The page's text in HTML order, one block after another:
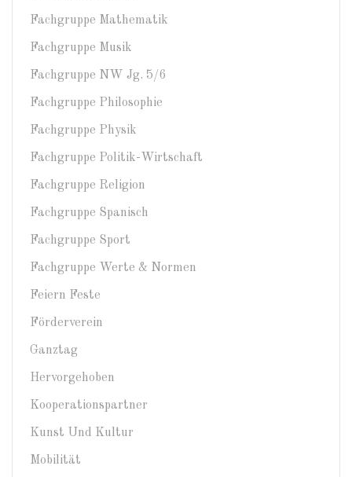
Fachgruppe Mathematik
Fachgruppe Musik
Fachgruppe NW Jg. 5/6
Fachgruppe Philosophie
Fachgruppe Physik
Fachgruppe Politik-Wirtschaft
Fachgruppe Religion
Fachgruppe Spanisch
Fachgruppe Sport
Fachgruppe Werte & Normen
Feiern Feste
Förderverein
Ganztag
Hervorgehoben
Kooperationspartner
Kunst Und Kultur
Mobilität